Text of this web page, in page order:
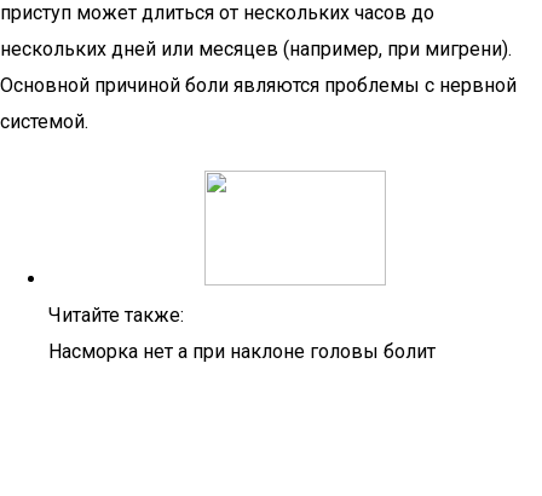
приступ может длиться от нескольких часов до
нескольких дней или месяцев (например, при мигрени).
Основной причиной боли являются проблемы с нервной
системой.
Читайте также:
Насморка нет а при наклоне головы болит